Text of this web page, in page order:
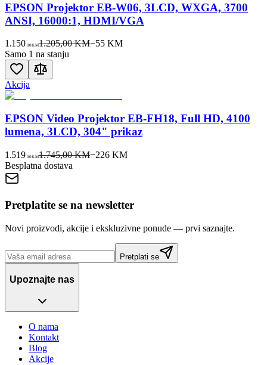
EPSON Projektor EB-W06, 3LCD, WXGA, 3700
ANSI, 16000:1, HDMI/VGA
1.150 00KM1.205,00 KM−55KM
Samo 1 na stanju
Akcija
EPSON Video Projektor EB-FH18, Full HD, 4100
lumena, 3LCD, 304" prikaz
1.519 00KM1.745,00 KM−226KM
Besplatna dostava
Pretplatite se na newsletter
Novi proizvodi, akcije i ekskluzivne ponude — prvi saznajte.
Pretplati se
Upoznajte nas
O nama
Kontakt
Blog
Akcije